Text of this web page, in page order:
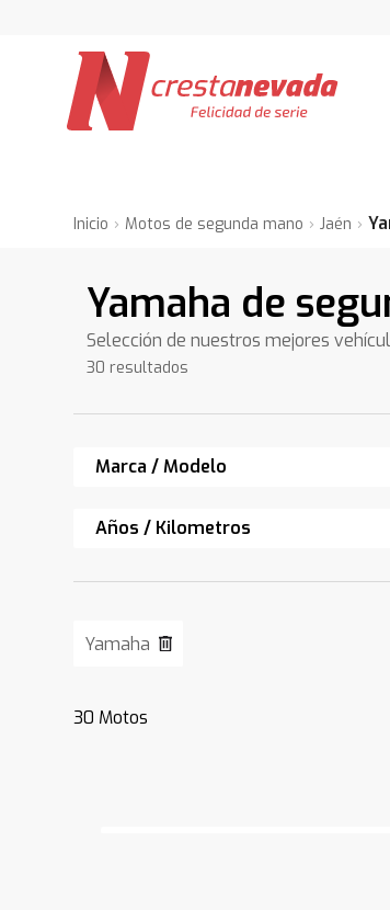
Inicio Motos de segunda mano Jaén
Yamaha de
Selección de nuestros mejores
30 resultados
Marca / Modelo
Años / Kilometros
Yamaha
30 Motos